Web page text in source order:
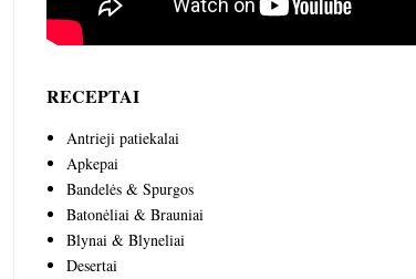
RECEPTAI
Antrieji patiekalai
Apkepai
Bandelės & Spurgos
Batonėliai & Brauniai
Blynai & Blyneliai
Desertai